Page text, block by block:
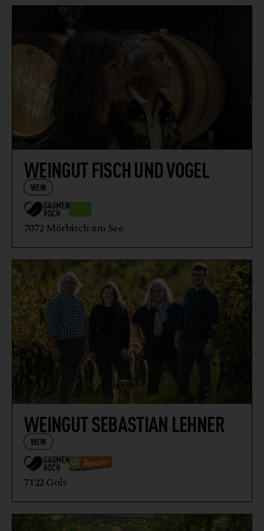
WEINGUT FISCH UND VOGEL
WEIN
7072 Mörbisch am See
WEINGUT SEBASTIAN LEHNER
WEIN
7122 Gols